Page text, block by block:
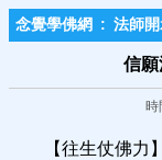
念覺學佛網 : 法師
信願
【往生仗佛力